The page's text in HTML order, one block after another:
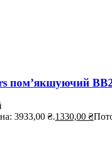
пом’якшуючий
3933,00 ₴.1330,00 ₴